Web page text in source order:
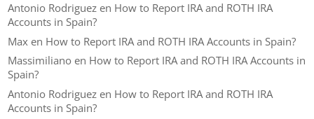
Antonio Rodriguez en How to Report IRA and ROTH IRA
Accounts in Spain?
Max en How to Report IRA and ROTH IRA Accounts in Spain?
Massimiliano en How to Report IRA and ROTH IRA Accounts in
Spain?
Antonio Rodriguez en How to Report IRA and ROTH IRA
Accounts in Spain?